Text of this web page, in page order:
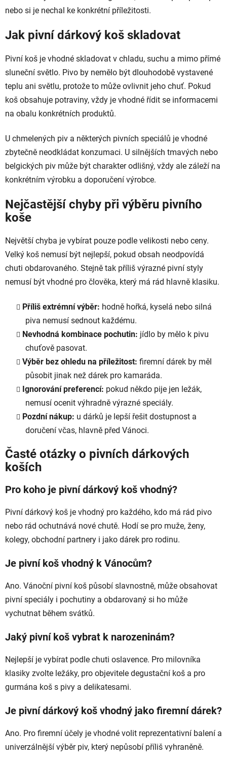
nebo si je nechal ke konkrétní příležitosti.
Jak pivní dárkový koš skladovat
Pivní koš je vhodné skladovat v chladu, suchu a mimo přímé
sluneční světlo. Pivo by nemělo být dlouhodobě vystavené
teplu ani světlu, protože to může ovlivnit jeho chuť. Pokud
koš obsahuje potraviny, vždy je vhodné řídit se informacemi
na obalu konkrétních produktů.
U chmelených piv a některých pivních speciálů je vhodné
zbytečně neodkládat konzumaci. U silnějších tmavých nebo
belgických piv může být charakter odlišný, vždy ale záleží na
konkrétním výrobku a doporučení výrobce.
Nejčastější chyby při výběru pivního
koše
Největší chyba je vybírat pouze podle velikosti nebo ceny.
Velký koš nemusí být nejlepší, pokud obsah neodpovídá
chuti obdarovaného. Stejně tak příliš výrazné pivní styly
nemusí být vhodné pro člověka, který má rád hlavně klasiku.
Příliš extrémní výběr: hodně hořká, kyselá nebo silná
piva nemusí sednout každému.
Nevhodná kombinace pochutin: jídlo by mělo k pivu
chuťově pasovat.
Výběr bez ohledu na příležitost: firemní dárek by měl
působit jinak než dárek pro kamaráda.
Ignorování preferencí: pokud někdo pije jen ležák,
nemusí ocenit výhradně výrazné speciály.
Pozdní nákup: u dárků je lepší řešit dostupnost a
doručení včas, hlavně před Vánoci.
Časté otázky o pivních dárkových
koších
Pro koho je pivní dárkový koš vhodný?
Pivní dárkový koš je vhodný pro každého, kdo má rád pivo
nebo rád ochutnává nové chutě. Hodí se pro muže, ženy,
kolegy, obchodní partnery i jako dárek pro rodinu.
Je pivní koš vhodný k Vánocům?
Ano. Vánoční pivní koš působí slavnostně, může obsahovat
pivní speciály i pochutiny a obdarovaný si ho může
vychutnat během svátků.
Jaký pivní koš vybrat k narozeninám?
Nejlepší je vybírat podle chuti oslavence. Pro milovníka
klasiky zvolte ležáky, pro objevitele degustační koš a pro
gurmána koš s pivy a delikatesami.
Je pivní dárkový koš vhodný jako firemní dárek?
Ano. Pro firemní účely je vhodné volit reprezentativní balení a
univerzálnější výběr piv, který nepůsobí příliš vyhraněně.